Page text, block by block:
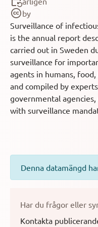
by
Surveillance of
is the annual report
carried out in Sweden
surveillance for
agents in humans,
and compiled by
governmental
with surveillance
Denna datamängd
Har du frågor eller
Kontakta